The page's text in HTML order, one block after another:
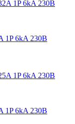
1P 6kA 230В
1P 6kA 230В